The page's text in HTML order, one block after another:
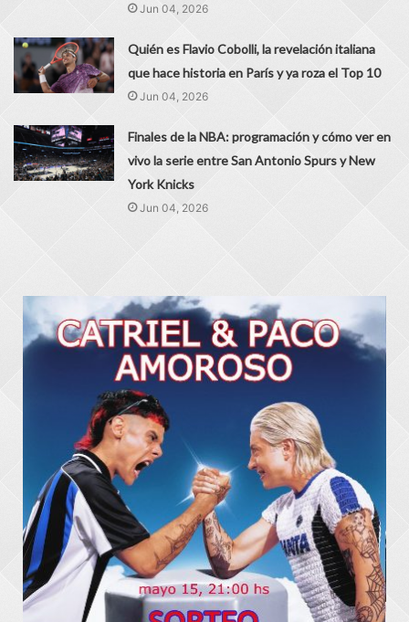
Jun 04, 2026
Quién es Flavio Cobolli, la revelación italiana
que hace historia en París y ya roza el Top 10
Jun 04, 2026
Finales de la NBA: programación y cómo ver en
vivo la serie entre San Antonio Spurs y New
York Knicks
Jun 04, 2026